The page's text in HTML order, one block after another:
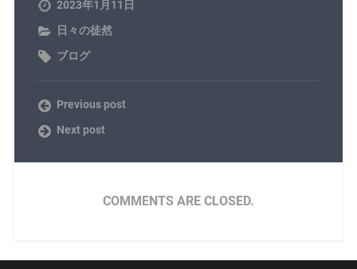
2023年1月11日
日々の徒然
ブログ
Previous post
Next post
COMMENTS ARE CLOSED.